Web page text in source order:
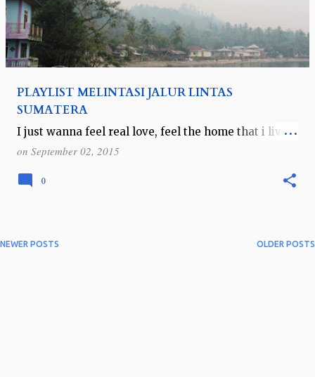
PLAYLIST MELINTASI JALUR LINTAS
SUMATERA
I just wanna feel real love, feel the home that i live
in. Not sure I understand, this roads I've been
giving. (Robbie William - Feel) Lagunya feel dari
robbie williams …
on September 02, 2015
0
NEWER POSTS OLDER POSTS